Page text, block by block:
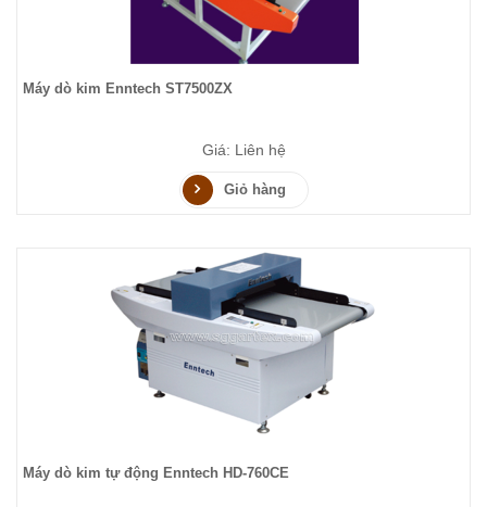
Máy dò kim Enntech ST7500ZX
Giá: Liên hệ
Giỏ hàng
Máy dò kim tự động Enntech HD-760CE